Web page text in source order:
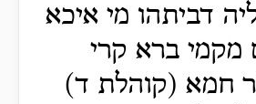
דביתהו מי איכא
מקמי ברא קרי
חמא (קוהלת ד)